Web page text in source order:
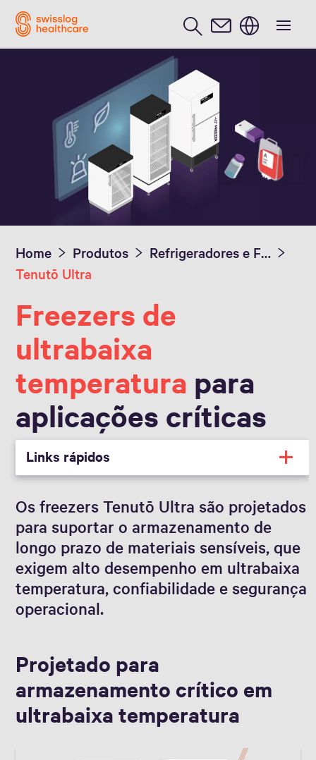
Português / Portuguese
Home Produtos
Refrigeradores e Freezers Médicos Tenutō
Tenutō Ultra
Freezers de
ultrabaixa
temperatura para
aplicações críticas
Links rápidos
Os freezers Tenutō Ultra são projetados
para suportar o armazenamento de
longo prazo de materiais sensíveis, que
exigem alto desempenho em ultrabaixa
temperatura, confiabilidade e segurança
operacional.
Projetado para
armazenamento crítico em
ultrabaixa temperatura